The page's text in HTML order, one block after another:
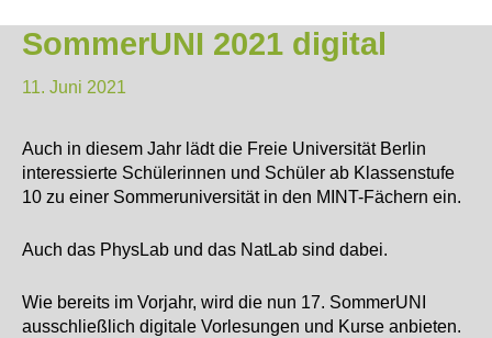
SommerUNI 2021 digital
11. Juni 2021
Auch in diesem Jahr lädt die Freie Universität Berlin
interessierte Schülerinnen und Schüler ab Klassenstufe
10 zu einer Sommeruniversität in den MINT-Fächern ein.
Auch das PhysLab und das NatLab sind dabei.
Wie bereits im Vorjahr, wird die nun 17. SommerUNI
ausschließlich digitale Vorlesungen und Kurse anbieten.